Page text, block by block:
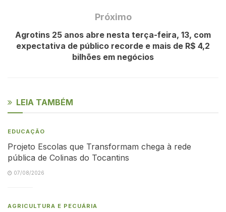
Próximo
Agrotins 25 anos abre nesta terça-feira, 13, com
expectativa de público recorde e mais de R$ 4,2
bilhões em negócios
LEIA TAMBÉM
EDUCAÇÃO
Projeto Escolas que Transformam chega à rede
pública de Colinas do Tocantins
07/08/2026
AGRICULTURA E PECUÁRIA